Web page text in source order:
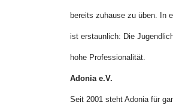
bereits zuhause zu üben. In
ist erstaunlich: Die
hohe Professionalität.
Adonia e.V.
Seit 2001 steht Adonia für